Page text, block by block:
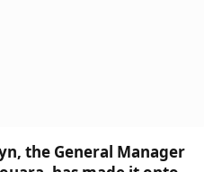
the General Manager